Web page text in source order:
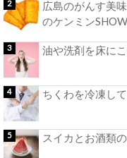
広島のがんす美
のケンミンSHOW
油や洗剤を床に
ちくわを冷凍し
スイカとお酒類